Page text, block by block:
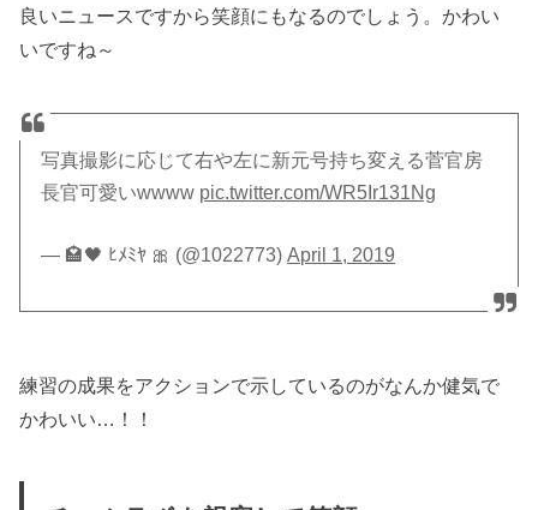
良いニュースですから笑顔にもなるのでしょう。かわい
いですね～
写真撮影に応じて右や左に新元号持ち変える菅官房
長官可愛いwwww pic.twitter.com/WR5Ir131Ng
— 🏩🖤 ﾋﾒﾐﾔ 🎀 (@1022773)April 1, 2019
練習の成果をアクションで示しているのがなんか健気で
かわいい…！！